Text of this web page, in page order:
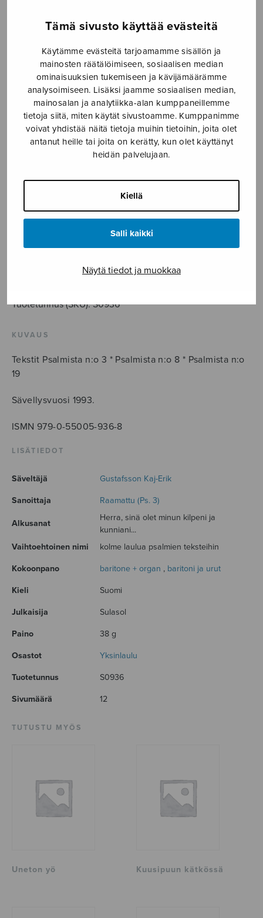
Tämä sivusto käyttää evästeitä
Käytämme evästeitä tarjoamamme sisällön ja
mainosten räätälöimiseen, sosiaalisen median
ominaisuuksien tukemiseen ja kävijämäärämme
analysoimiseen. Lisäksi jaamme sosiaalisen median,
mainosalan ja analytiikka-alan kumppaneillemme
tietoja siitä, miten käytät sivustoamme. Kumppanimme
voivat yhdistää näitä tietoja muihin tietoihin, joita olet
antanut heille tai joita on kerätty, kun olet käyttänyt
heidän palvelujaan.
Kiellä
Salli kaikki
Näytä tiedot ja muokkaa
Psalmeista
7,50€
LISÄÄ OSTOSKORIIN
Tuotetunnus (SKU):S0936
KUVAUS
Tekstit Psalmista n:o 3 * Psalmista n:o 8 * Psalmista n:o
19
Sävellysvuosi 1993.
ISMN 979-0-55005-936-8
LISÄTIEDOT
Säveltäjä Gustafsson Kaj-Erik
Sanoittaja Raamattu (Ps. 3)
Alkusanat
Herra, sinä olet minun kilpeni ja
kunniani...
Vaihtoehtoinen nimi
kolme laulua psalmien teksteihin
Kokoonpano baritone + organ , baritoni ja urut
Kieli Suomi
Julkaisija Sulasol
Paino 38 g
Osastot Yksinlaulu
Tuotetunnus S0936
Sivumäärä 12
TUTUSTU MYÖS
Uneton yö Kuusipuun kätkössä